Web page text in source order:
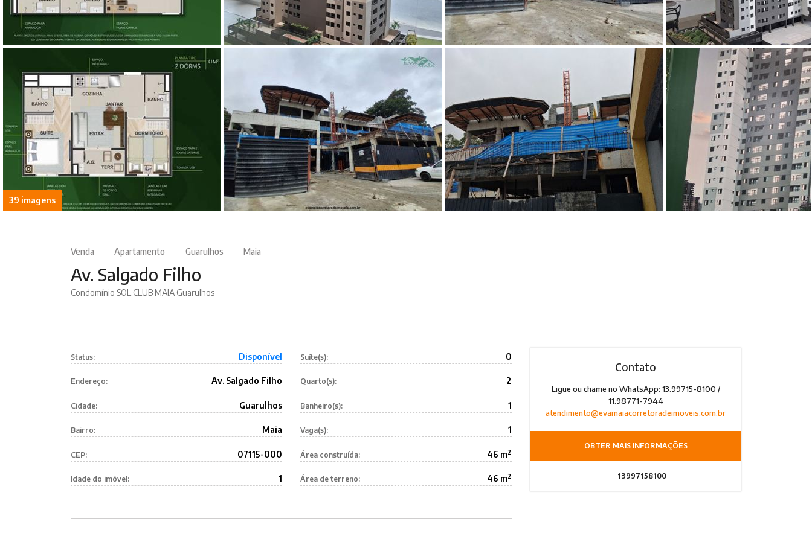
39 imagens
Venda Apartamento Guarulhos Maia
Av. Salgado Filho
Condomínio SOL CLUB MAIA Guarulhos
Status: Disponível
Endereço: Av. Salgado Filho
Cidade: Guarulhos
Bairro: Maia
CEP: 07115-000
Idade do imóvel: 1
Suíte(s): 0
Quarto(s): 2
Banheiro(s): 1
Vaga(s): 1
Área construída: 46 m2
Área de terreno: 46 m2
Contato
Ligue ou chame no WhatsApp: 13.99715-8100 /
11.98771-7944
atendimento@evamaiacorretoradeimoveis.com.br
OBTER MAIS INFORMAÇÕES
13997158100